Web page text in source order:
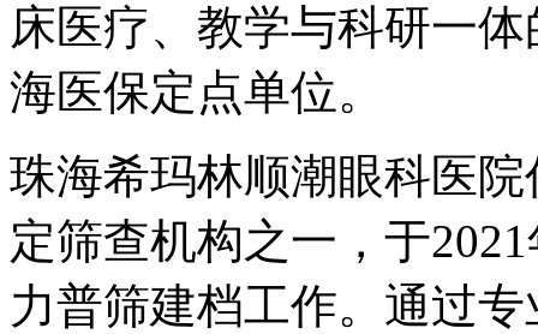
床医疗、教学与科研一
海医保定点单位。
珠海希玛林顺潮眼科医
定筛查机构之一，于
力普筛建档工作。通过